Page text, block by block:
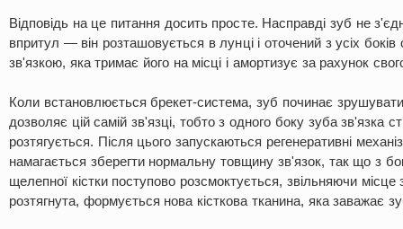
Відповідь на це питання досить просте. Насправді зуб не
впритул — він розташовується в лунці і оточений з усіх
зв'язкою, яка тримає його на місці і амортизує за рахунок
Коли встановлюється брекет-система, зуб починає
дозволяє цій самій зв'язці, тобто з одного боку зуба зв'язка
розтягується. Після цього запускаються регенеративні
намагається зберегти нормальну товщину зв'язок, так що з
щелепної кістки поступово розсмоктується, звільняючи
розтягнута, формується нова кісткова тканина, яка заважає